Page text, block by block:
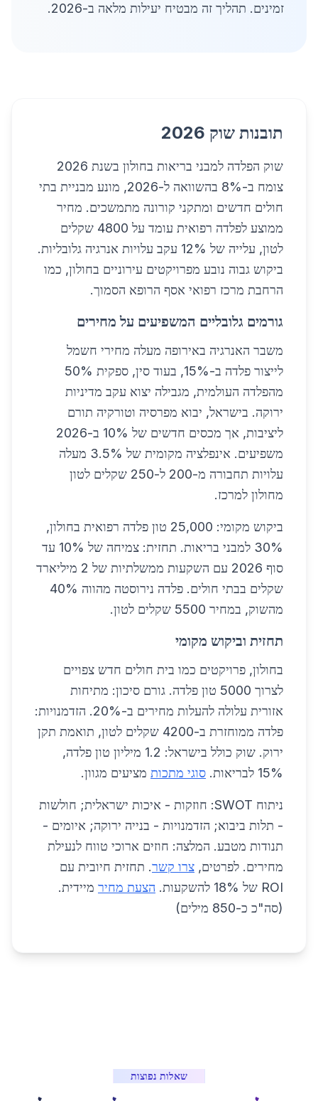
זמינים. תהליך זה מבטיח יעילות מלאה ב-2026.
תובנות שוק 2026
שוק הפלדה למבני בריאות בחולון בשנת 2026
צומח ב-8% בהשוואה ל-2026, מונע מבניית בתי
חולים חדשים ומתקני קורונה מתמשכים. מחיר
ממוצע לפלדה רפואית עומד על 4800 שקלים
לטון, עלייה של 12% עקב עלויות אנרגיה גלובליות.
ביקוש גבוה נובע מפרויקטים עירוניים בחולון, כמו
הרחבת מרכז רפואי אסף הרופא הסמוך.
גורמים גלובליים המשפיעים על מחירים
משבר האנרגיה באירופה מעלה מחירי חשמל
לייצור פלדה ב-15%, בעוד סין, ספקית 50%
מהפלדה העולמית, מגבילה יצוא עקב מדיניות
ירוקה. בישראל, יבוא מפרסיה וטורקיה תורם
ליציבות, אך מכסים חדשים של 10% ב-2026
משפיעים. אינפלציה מקומית של 3.5% מעלה
עלויות תחבורה מ-200 ל-250 שקלים לטון
מחולון למרכז.
ביקוש מקומי: 25,000 טון פלדה רפואית בחולון,
30% למבני בריאות. תחזית: צמיחה של 10% עד
סוף 2026 עם השקעות ממשלתיות של 2 מיליארד
שקלים בבתי חולים. פלדה נירוסטה מהווה 40%
מהשוק, במחיר 5500 שקלים לטון.
תחזית וביקוש מקומי
בחולון, פרויקטים כמו בית חולים חדש צפויים
לצרוך 5000 טון פלדה. גורם סיכון: מתיחות
אזורית עלולה להעלות מחירים ב-20%. הזדמנויות:
פלדה ממוחזרת ב-4200 שקלים לטון, תואמת תקן
ירוק. שוק כולל בישראל: 1.2 מיליון טון פלדה,
15% לבריאות.
סוגי מתכות מציעים מגוון.
ניתוח SWOT: חוזקות - איכות ישראלית; חולשות
- תלות ביבוא; הזדמנויות - בנייה ירוקה; איומים -
תנודות מטבע. המלצה: חוזים ארוכי טווח לנעילת
מחירים. לפרטים, צרו קשר. תחזית חיובית עם
ROI של 18% להשקעות.
הצעת מחיר מיידית.
(סה"כ כ-850 מילים)
שאלות נפוצות